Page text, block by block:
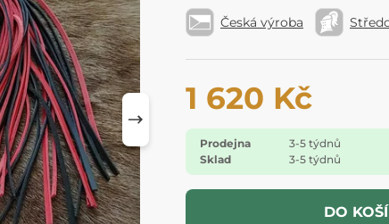
Česká výroba
1 620 Kč
Prodejna
3-5 týdnů
Sklad
3-5 týdnů
DO